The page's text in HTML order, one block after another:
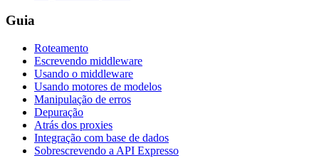
Guia
Roteamento
Escrevendo middleware
Usando o middleware
Usando motores de modelos
Manipulação de erros
Depuração
Atrás dos proxies
Integração com base de dados
Sobrescrevendo a API Expresso